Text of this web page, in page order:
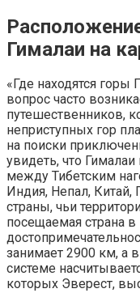
Гималаи на
«Где находятся горы
вопрос часто
путешественников,
неприступных гор
на поиски
увидеть, что
между Тибетским
Индия, Непал, Китай,
страны, чьи
посещаемая страна
занимает 2900 км, а
системе
которых Эверест,